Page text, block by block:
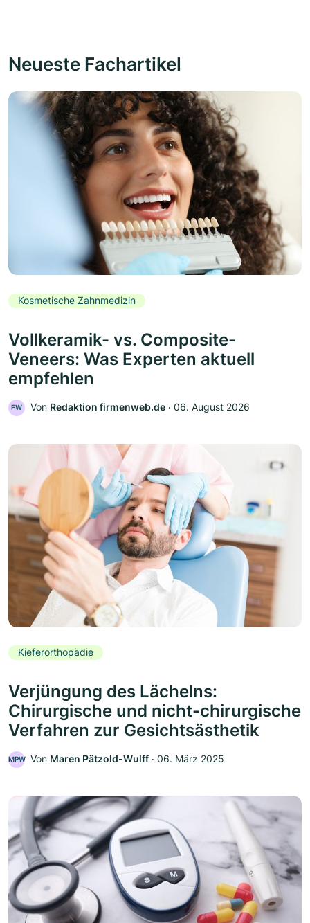
Neueste Fachartikel
Kosmetische Zahnmedizin
Vollkeramik- vs. Composite-
Veneers: Was Experten aktuell
empfehlen
FW Von Redaktion firmenweb.de ‧ 06. August 2026
Kieferorthopädie
Verjüngung des Lächelns:
Chirurgische und nicht-chirurgische
Verfahren zur Gesichtsästhetik
MPW Von Maren Pätzold-Wulff ‧ 06. März 2025